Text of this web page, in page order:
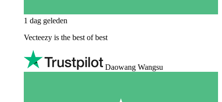
1 dag geleden
Vecteezy is the best of best
Daowang Wangsu